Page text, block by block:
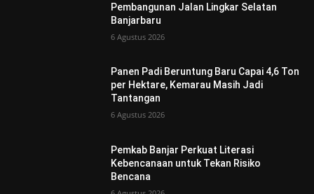
Pembangunan Jalan Lingkar Selatan
Banjarbaru
6 Agustus 2026
Panen Padi Beruntung Baru Capai 4,6 Ton
per Hektare, Kemarau Masih Jadi
Tantangan
6 Agustus 2026
Pemkab Banjar Perkuat Literasi
Kebencanaan untuk Tekan Risiko
Bencana